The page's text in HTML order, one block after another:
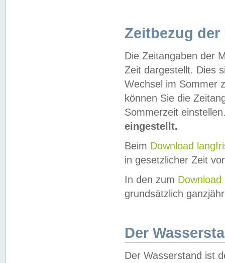
Zeitbezug der
Die Zeitangaben der
Zeit dargestellt. Dies
Wechsel im Sommer
können Sie die
Sommerzeit
eingestellt.
Beim Download
in gesetzlicher Zeit
In den zum Download
grundsätzlich
Der
Der Wasserstand ist